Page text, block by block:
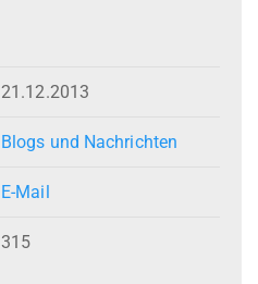
21.12.2013
Blogs und Nachrichten
E-Mail
315